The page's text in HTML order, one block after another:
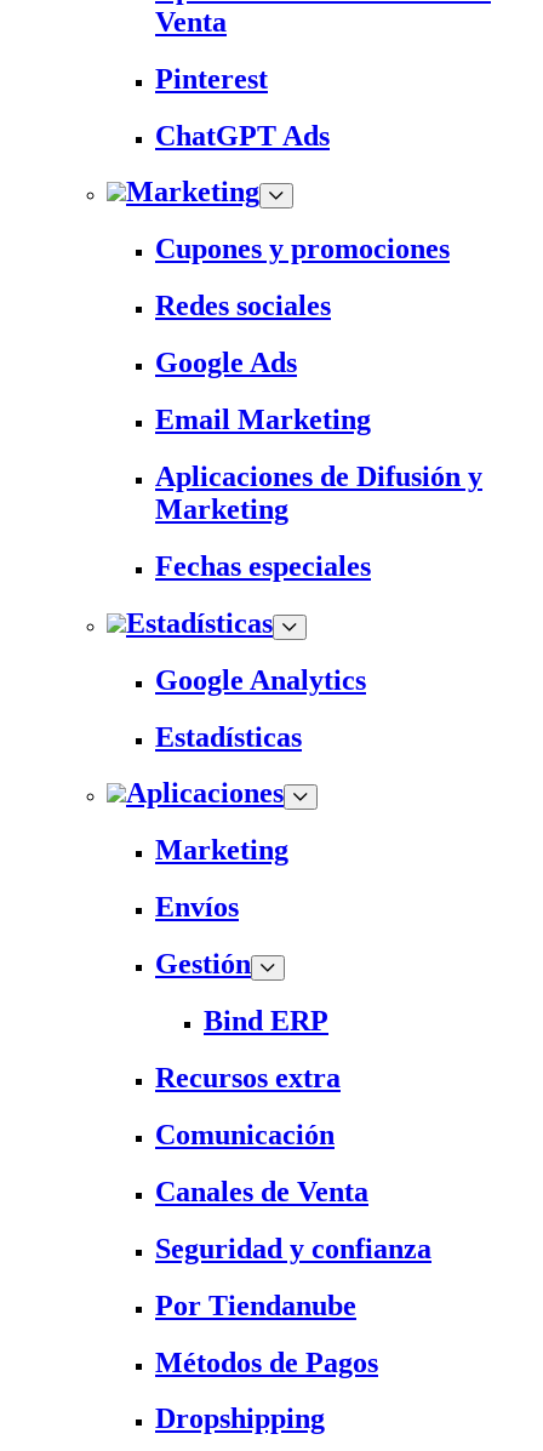
Venta
Pinterest
ChatGPT Ads
Marketing
Cupones y promociones
Redes sociales
Google Ads
Email Marketing
Aplicaciones de Difusión y
Marketing
Fechas especiales
Estadísticas
Google Analytics
Estadísticas
Aplicaciones
Marketing
Envíos
Gestión
Bind ERP
Recursos extra
Comunicación
Canales de Venta
Seguridad y confianza
Por Tiendanube
Métodos de Pagos
Dropshipping